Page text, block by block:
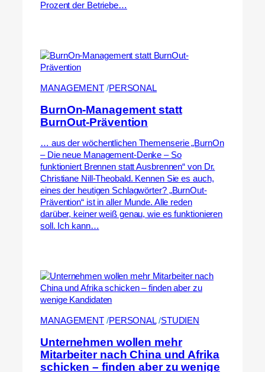
Prozent der Betriebe…
MANAGEMENT /PERSONAL
BurnOn-Management statt
BurnOut-Prävention
… aus der wöchentlichen Themenserie „BurnOn
– Die neue Management-Denke – So
funktioniert Brennen statt Ausbrennen“ von Dr.
Christiane Nill-Theobald. Kennen Sie es auch,
eines der heutigen Schlagwörter? „BurnOut-
Prävention“ ist in aller Munde. Alle reden
darüber, keiner weiß genau, wie es funktionieren
soll. Ich kann…
MANAGEMENT /PERSONAL /STUDIEN
Unternehmen wollen mehr
Mitarbeiter nach China und Afrika
schicken – finden aber zu wenige